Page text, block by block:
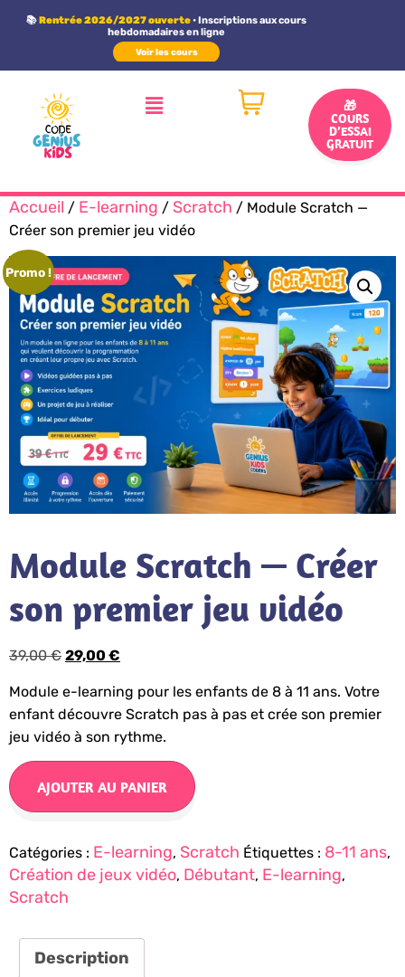
📚Rentrée 2026/2027 ouverte• Inscriptions aux cours
hebdomadaires en ligne
Voir les cours
🎁
COURS
D’ESSAI
GRATUIT
Accueil / E-learning / Scratch / Module Scratch —
Créer son premier jeu vidéo
Promo !
Module Scratch — Créer
son premier jeu vidéo
39,00€ 29,00 €
Module e-learning pour les enfants de 8 à 11 ans. Votre
enfant découvre Scratch pas à pas et crée son premier
jeu vidéo à son rythme.
AJOUTER AU PANIER
Catégories : E-learning, Scratch Étiquettes : 8-11 ans,
Création de jeux vidéo, Débutant, E-learning,
Scratch
Description
Panneau de gestion des cookies